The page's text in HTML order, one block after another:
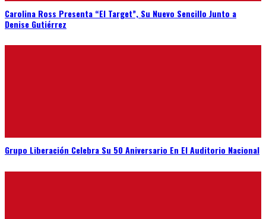
Carolina Ross Presenta “El Target”, Su Nuevo Sencillo Junto a
Denise Gutiérrez
Grupo Liberación Celebra Su 50 Aniversario En El Auditorio Nacional